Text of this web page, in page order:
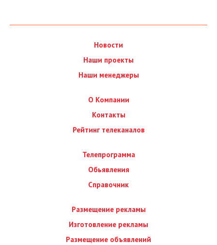
Новости
Наши проекты
Наши менеджеры
О Компании
Контакты
Рейтинг телеканалов
Телепрограмма
Обьявления
Справочник
Размещение рекламы
Изготовление рекламы
Размещение объявлений